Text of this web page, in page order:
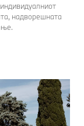
надворешната